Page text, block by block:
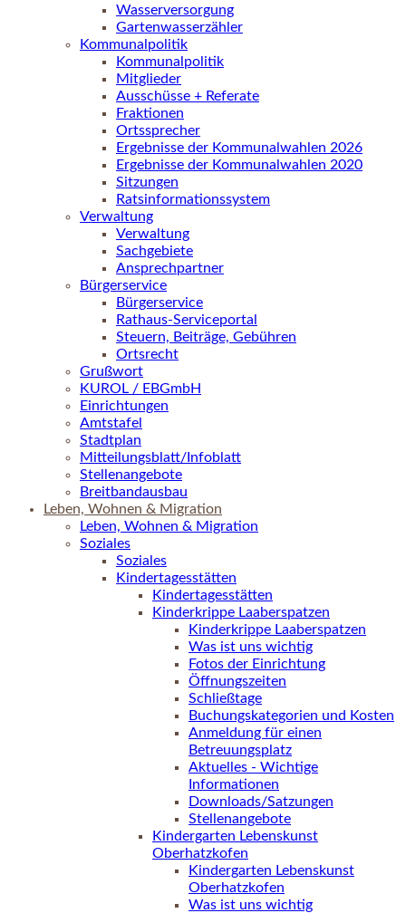
Wasserversorgung
Gartenwasserzähler
Kommunalpolitik
Kommunalpolitik
Mitglieder
Ausschüsse + Referate
Fraktionen
Ortssprecher
Ergebnisse der Kommunalwahlen 2026
Ergebnisse der Kommunalwahlen 2020
Sitzungen
Ratsinformationssystem
Verwaltung
Verwaltung
Sachgebiete
Ansprechpartner
Bürgerservice
Bürgerservice
Rathaus-Serviceportal
Steuern, Beiträge, Gebühren
Ortsrecht
Grußwort
KUROL / EBGmbH
Einrichtungen
Amtstafel
Stadtplan
Mitteilungsblatt/Infoblatt
Stellenangebote
Breitbandausbau
Leben, Wohnen & Migration
Leben, Wohnen & Migration
Soziales
Soziales
Kindertagesstätten
Kindertagesstätten
Kinderkrippe Laaberspatzen
Kinderkrippe Laaberspatzen
Was ist uns wichtig
Fotos der Einrichtung
Öffnungszeiten
Schließtage
Buchungskategorien und Kosten
Anmeldung für einen
Betreuungsplatz
Aktuelles - Wichtige
Informationen
Downloads/Satzungen
Stellenangebote
Kindergarten Lebenskunst
Oberhatzkofen
Kindergarten Lebenskunst
Oberhatzkofen
Was ist uns wichtig